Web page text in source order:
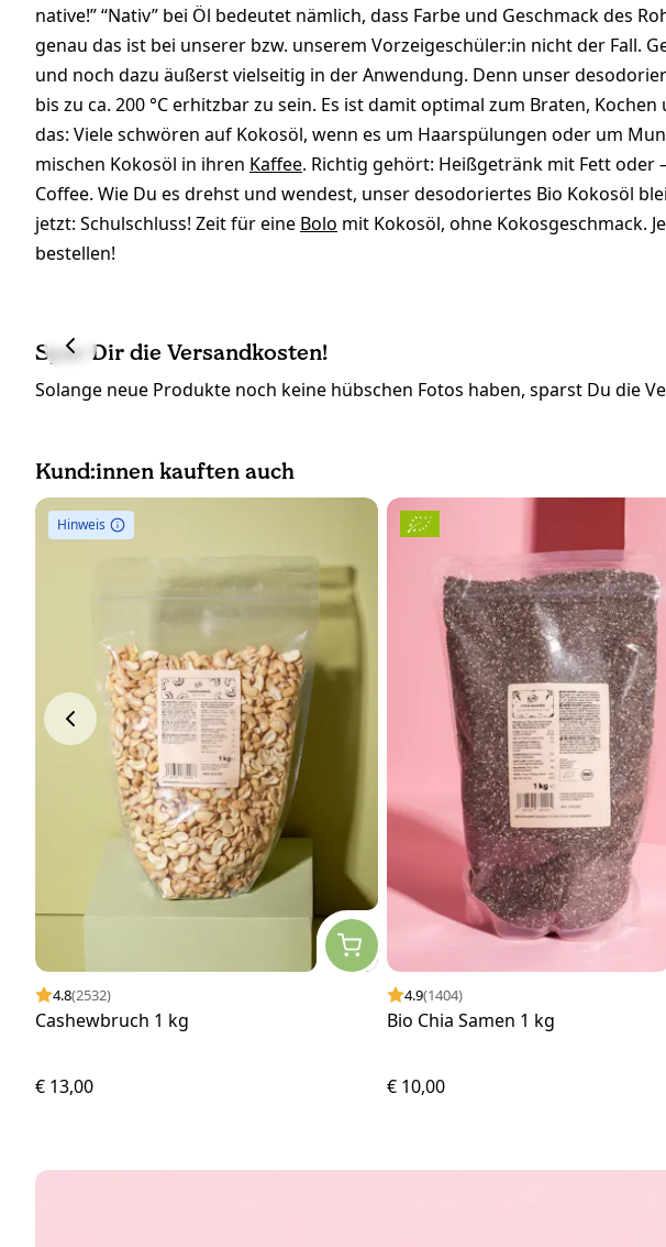
native!” “Nativ” bei Öl bedeutet nämlich, dass Farbe und Geschmack des
genau das ist bei unserer bzw. unserem Vorzeigeschüler:in nicht der Fall.
und noch dazu äußerst vielseitig in der Anwendung. Denn unser
bis zu ca. 200 °C erhitzbar zu sein. Es ist damit optimal zum Braten,
das: Viele schwören auf Kokosöl, wenn es um Haarspülungen oder um
mischen Kokosöl in ihren Kaffee. Richtig gehört: Heißgetränk mit Fett
Coffee. Wie Du es drehst und wendest, unser desodoriertes Bio Kokosöl
jetzt: Schulschluss! Zeit für eine Bolo mit Kokosöl, ohne Kokosgeschmack.
bestellen!
Spar Dir die Versandkosten!
Solange neue Produkte noch keine hübschen Fotos haben, sparst Du die
Kund:innen kauften auch
Hinweis
4.8(2532)
Cashewbruch 1 kg
€ 13,00
4.9(1404)
Bio Chia Samen 1 kg
€ 10,00